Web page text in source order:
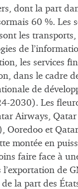
dont la part
60 %. Les
les transports,
de
les services
dans le cadre
de
2030). Les
Airways, Qatar
Ooredoo et
montée en
faire face à
de
la part des